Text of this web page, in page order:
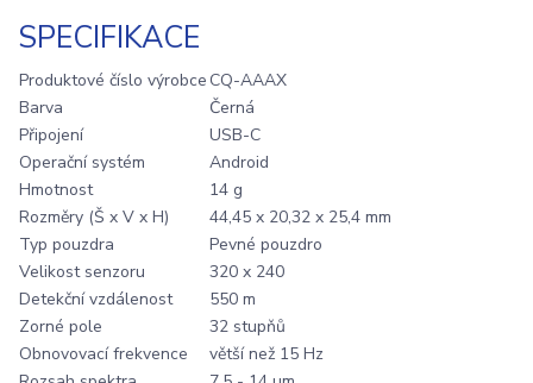
SPECIFIKACE
Produktové číslo výrobce CQ-AAAX
Barva
Černá
Připojení
USB-C
Operační systém
Android
Hmotnost
14 g
Rozměry (Š x V x H)
44,45 x 20,32 x 25,4 mm
Typ pouzdra
Pevné pouzdro
Velikost senzoru
320 x 240
Detekční vzdálenost
550 m
Zorné pole
32 stupňů
Obnovovací frekvence
větší než 15 Hz